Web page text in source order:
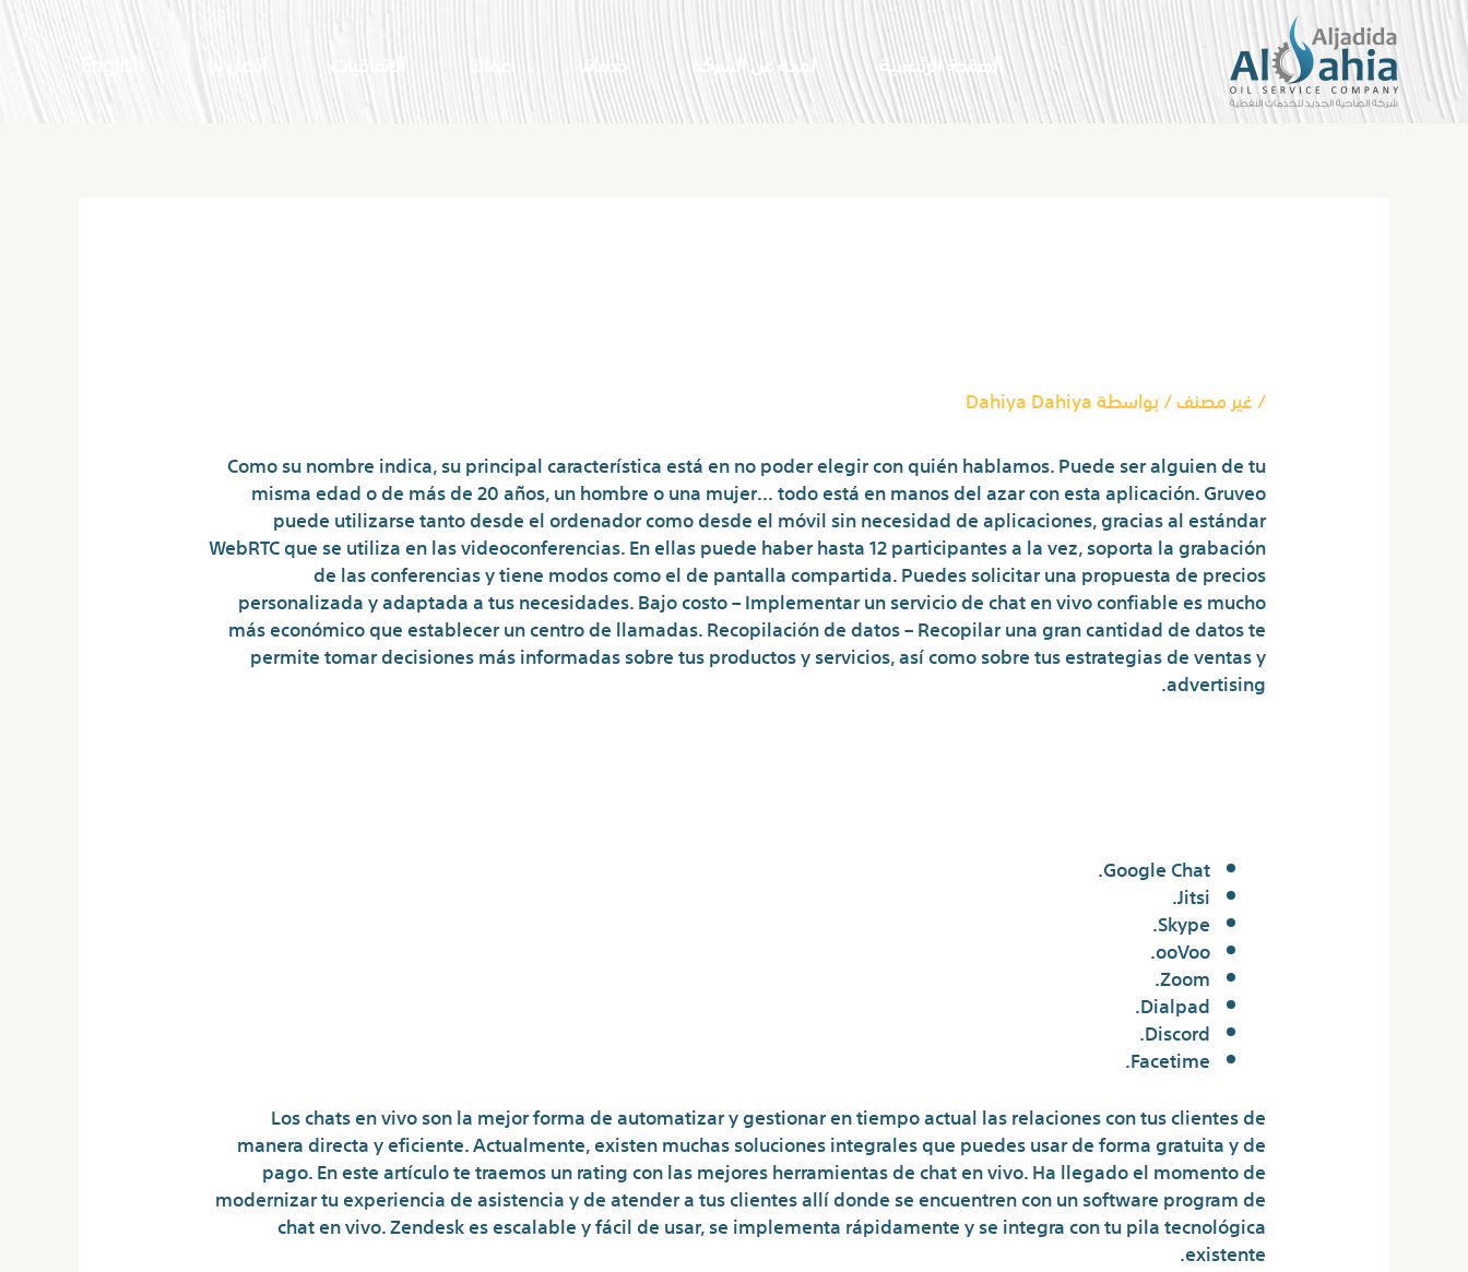
تخطي
إلى
المحتوى الصفحة الرئيسية لمحة عن الشركة خدماتنا اعمالنا الاتفاقيات اتصل بنا English
/غير مصنف/ بواسطةDahiya Dahiya
Como su nombre indica, su principal característica está en no poder elegir con quién hablamos. Puede ser alguien de tu
misma edad o de más de 20 años, un hombre o una mujer… todo está en manos del azar con esta aplicación. Gruveo
puede utilizarse tanto desde el ordenador como desde el móvil sin necesidad de aplicaciones, gracias al estándar
WebRTC que se utiliza en las videoconferencias. En ellas puede haber hasta 12 participantes a la vez, soporta la grabación
de las conferencias y tiene modos como el de pantalla compartida. Puedes solicitar una propuesta de precios
personalizada y adaptada a tus necesidades. Bajo costo – Implementar un servicio de chat en vivo confiable es mucho
más económico que establecer un centro de llamadas. Recopilación de datos – Recopilar una gran cantidad de datos te
permite tomar decisiones más informadas sobre tus productos y servicios, así como sobre tus estrategias de ventas y
advertising.
Google Chat.
Jitsi.
Skype.
ooVoo.
Zoom.
Dialpad.
Discord.
Facetime.
Los chats en vivo son la mejor forma de automatizar y gestionar en tiempo actual las relaciones con tus clientes de
manera directa y eficiente. Actualmente, existen muchas soluciones integrales que puedes usar de forma gratuita y de
pago. En este artículo te traemos un rating con las mejores herramientas de chat en vivo. Ha llegado el momento de
modernizar tu experiencia de asistencia y de atender a tus clientes allí donde se encuentren con un software program de
chat en vivo. Zendesk es escalable y fácil de usar, se implementa rápidamente y se integra con tu pila tecnológica
existente.